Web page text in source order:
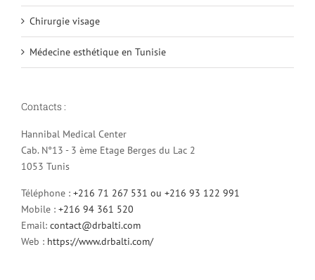
Chirurgie visage
Médecine esthétique en Tunisie
Contacts :
Hannibal Medical Center
Cab. N°13 - 3 ème Etage Berges du Lac 2
1053 Tunis
Téléphone : +216 71 267 531 ou +216 93 122 991
Mobile : +216 94 361 520
Email: contact@drbalti.com
Web : https://www.drbalti.com/